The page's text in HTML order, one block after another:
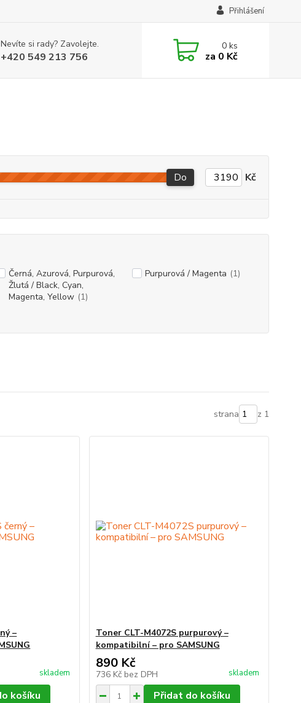
Přihlášení
Nevíte si rady? Zavolejte.
+420 549 213 756
0ks
za 0 Kč
Do Kč
Černá, Azurová, Purpurová,
Žlutá / Black, Cyan,
Magenta, Yellow (1)
Purpurová / Magenta (1)
strana z 1
–
skladem
košíku
Toner CLT-M4072S purpurový –
kompatibilní – pro SAMSUNG
890 Kč
736 Kč bez DPH skladem
Přidat do košíku